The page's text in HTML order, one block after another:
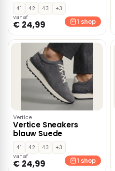
41 42 43
+3
vanaf
€ 24,99 1 shop
Vertice
Vertice Sneakers
blauw Suede
41 42 43
+3
vanaf
€ 24,99 1 shop